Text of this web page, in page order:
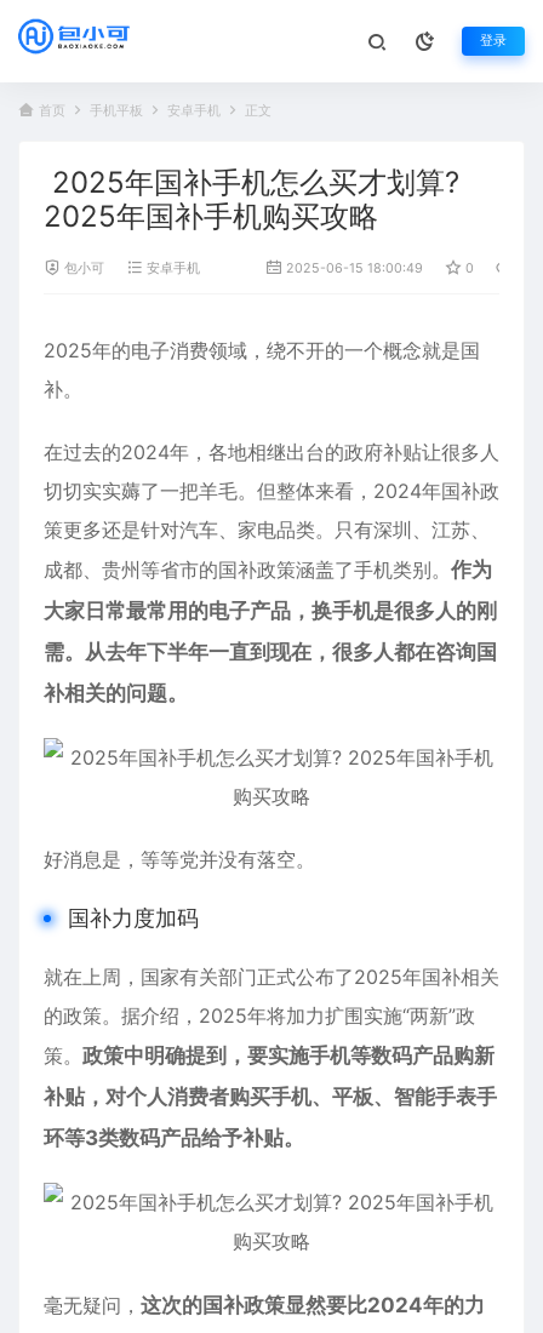
登录
首页 手机平板 安卓手机 正文
2025年国补手机怎么买才划算?
2025年国补手机购买攻略
包小可 安卓手机 2025-06-15 18:00:49 0
2025年的电子消费领域，绕不开的一个概念就是国
补。
在过去的2024年，各地相继出台的政府补贴让很多人
切切实实薅了一把羊毛。但整体来看，2024年国补政
策更多还是针对汽车、家电品类。只有深圳、江苏、
成都、贵州等省市的国补政策涵盖了手机类别。 作为
大家日常最常用的电子产品，换手机是很多人的刚
需。从去年下半年一直到现在，很多人都在咨询国
补相关的问题。
好消息是，等等党并没有落空。
国补力度加码
就在上周，国家有关部门正式公布了2025年国补相关
的政策。据介绍，2025年将加力扩围实施“两新”政
策。 政策中明确提到，要实施手机等数码产品购新
补贴，对个人消费者购买手机、平板、智能手表手
环等3类数码产品给予补贴。
毫无疑问， 这次的国补政策显然要比2024年的力